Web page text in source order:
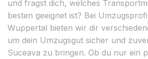
und fragst dich, welches
besten geeignet ist? Bei
Wuppertal bieten wir dir
um dein Umzugsgut sicher und
Suceava zu bringen. Ob du nur ein